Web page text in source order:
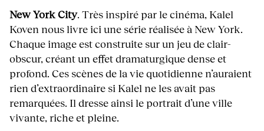
New York City. Très inspiré par le cinéma, Kalel
Koven nous livre ici une série réalisée à New York.
Chaque image est construite sur un jeu de clair-
obscur, créant un effet dramaturgique dense et
profond. Ces scènes de la vie quotidienne n’auraient
rien d’extraordinaire si Kalel ne les avait pas
remarquées. Il dresse ainsi le portrait d’une ville
vivante, riche et pleine.